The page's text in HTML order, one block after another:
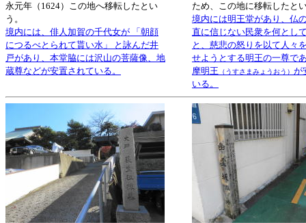
永元年（1624）この地へ移転したとい
う。
境内には、俳人加賀の千代女が 「朝顔
につるべとられて貰い水」 と詠んだ井
戸があり、本堂脇には沢山の菩薩像、地
蔵尊などが安置されている。
ため、この地に移転したと
境内には明王堂があり、仏
直に信じない民衆を何とし
と、慈悲の怒りを以て人々
せようとする明王の一尊で
摩明王 （うすさまみょうおう） が
いる。